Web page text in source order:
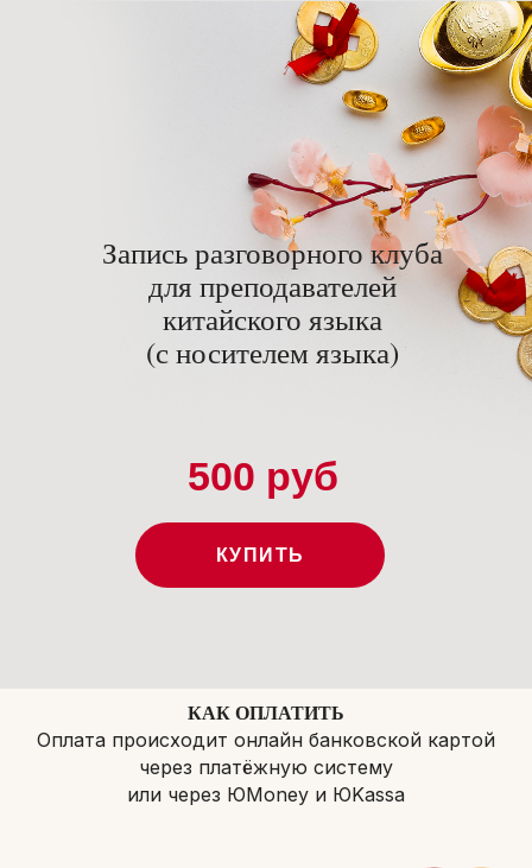
Запись разговорного клуба
для преподавателей
китайского языка
(с носителем языка)
КУПИТЬ
500 руб
КАК ОПЛАТИТЬ
Оплата происходит онлайн банковской картой
через платёжную систему
или через ЮMoney и ЮKassa